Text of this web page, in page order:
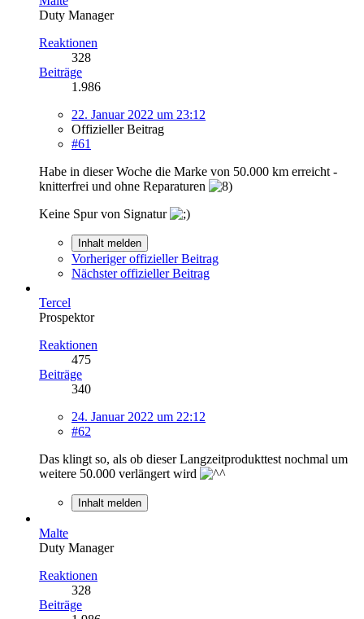
Duty Manager
Reaktionen
328
Beiträge
1.986
22. Januar 2022 um 23:12
Offizieller Beitrag
#61
Habe in dieser Woche die Marke von 50.000 km erreicht -
knitterfrei und ohne Reparaturen
Keine Spur von Signatur
Inhalt melden
Vorheriger offizieller Beitrag
Nächster offizieller Beitrag
Tercel
Prospektor
Reaktionen
475
Beiträge
340
24. Januar 2022 um 22:12
#62
Das klingt so, als ob dieser Langzeitprodukttest nochmal um
weitere 50.000 verlängert wird
Inhalt melden
Malte
Duty Manager
Reaktionen
328
Beiträge